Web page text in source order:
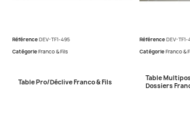
RéférenceDEV-TF1-495
CatégorieFranco & Fils
Table Pro/Déclive Franco & Fils
RéférenceDEV-TF1-
CatégorieFranco &
Table
Dossiers